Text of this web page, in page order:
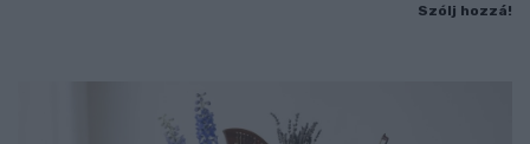
Szólj hozzá!